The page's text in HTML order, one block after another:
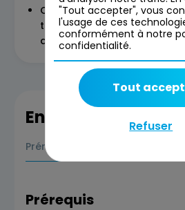
Concevoir et mettre en
transformation DevOps en
adapté à l’organisation
En savoir plus
Prérequis
Prérequis
"Tout accepter", vous
l'usage de ces
conformément à notre
confidentialité.
Refuser
Tout